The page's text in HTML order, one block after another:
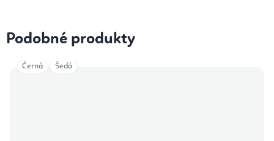
Podobné produkty
Černá Šedá